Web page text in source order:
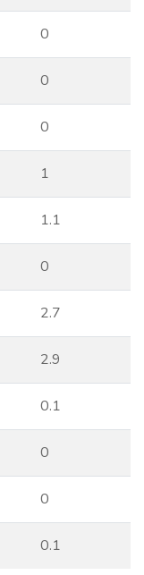
0
0
0
1
1.1
0
2.7
2.9
0.1
0
0
0.1